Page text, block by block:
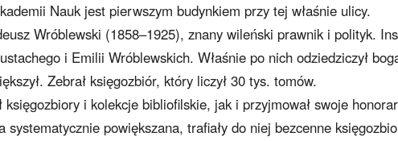
Nauk jest pierwszym budynkiem przy tej właśnie ulicy.
Wróblewski (1858–1925), znany wileński prawnik i polityk.
i Emilii Wróblewskich. Właśnie po nich odziedziczył
Zebrał księgozbiór, który liczył 30 tys. tomów.
księgozbiory i kolekcje bibliofilskie, jak i przyjmował swoje
systematycznie powiększana, trafiały do niej bezcenne